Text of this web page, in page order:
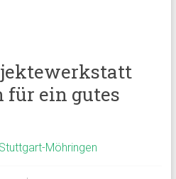
für ein gutes
Stuttgart-Möhringen